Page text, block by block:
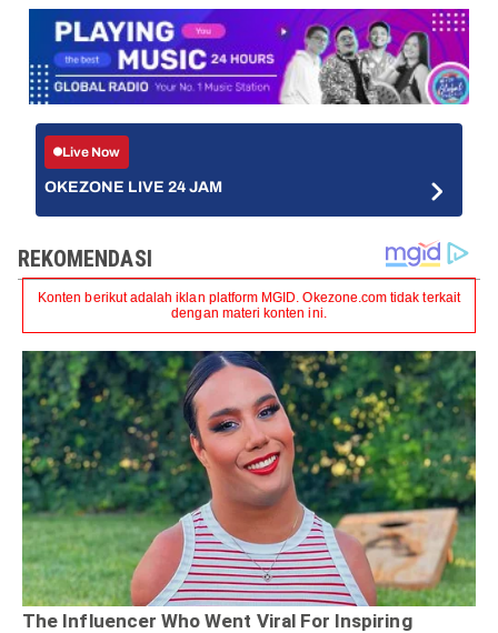
Live Now
OKEZONE LIVE 24 JAM